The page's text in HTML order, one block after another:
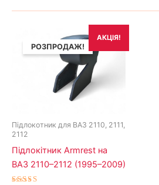
АКЦІЯ!
РОЗПРОДАЖ!
Підлокотник для ВАЗ 2110, 2111,
2112
Підлокітник Armrest на
ВАЗ 2110–2112 (1995–2009)
ціна:
1,690₴.
ціна:
1,490₴.